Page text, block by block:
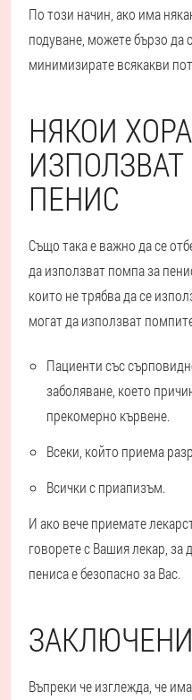
По този начин, ако има
подуване, можете бързо да
минимизирате всякакви
НЯКОИ
ПЕНИС
Също така е важно да се
да използват помпа за
които не трябва да се
могат да използват
Пациенти със
заболяване, което
прекомерно кървене.
Всеки, който приема
Всички с приапизъм.
И ако вече приемате
говорете с Вашия лекар, за
пениса е безопасно за Вас.
Въпреки че изглежда, че